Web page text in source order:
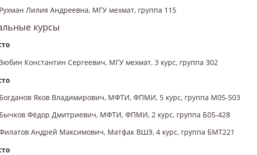
Рухман Лилия Андреевна, МГУ мехмат, группа 115
курсы
Константин Сергеевич, МГУ мехмат, 3 курс, группа 302
Богданов Яков Владимирович, МФТИ, ФПМИ, 5 курс, группа М05-503
Бычков Фёдор Дмитриевич, МФТИ, ФПМИ, 2 курс, группа Б05-428
Андрей Максимович, Матфак ВШЭ, 4 курс, группа БМТ221